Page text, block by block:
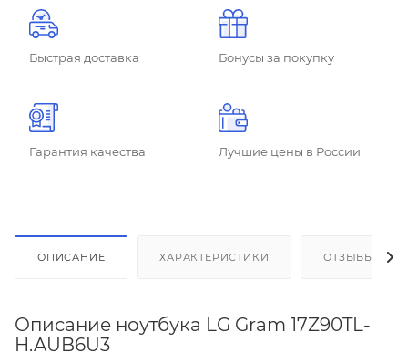
Быстрая доставка Бонусы за покупку
Гарантия качества Лучшие цены в России
ОПИСАНИЕ ХАРАКТЕРИСТИКИ ОТЗЫВЫ
Описание ноутбука LG Gram 17Z90TL-
H.AUB6U3